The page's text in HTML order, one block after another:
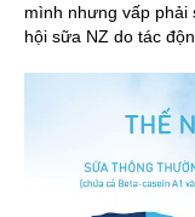
mình nhưng vấp phải
hội sữa NZ do tác